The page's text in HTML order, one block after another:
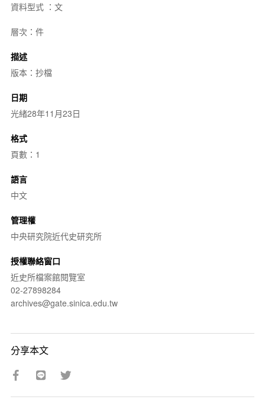
資料型式 ：文
層次：件
描述
版本：抄檔
日期
光緒28年11月23日
格式
頁數：1
語言
中文
管理權
中央研究院近代史研究所
授權聯絡窗口
近史所檔案館閱覽室
02-27898284
archives@gate.sinica.edu.tw
分享本文